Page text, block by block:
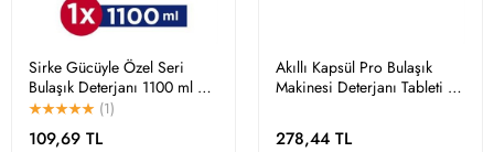
Sirke Gücüyle Özel Seri
Bulaşık Deterjanı 1100 ml –
Parlak ve Hijyenik Sonuç
(1)
109,69 TL
Akıllı Kapsül Pro Bulaşık
Makinesi Deterjanı Tableti 36
278,44 TL